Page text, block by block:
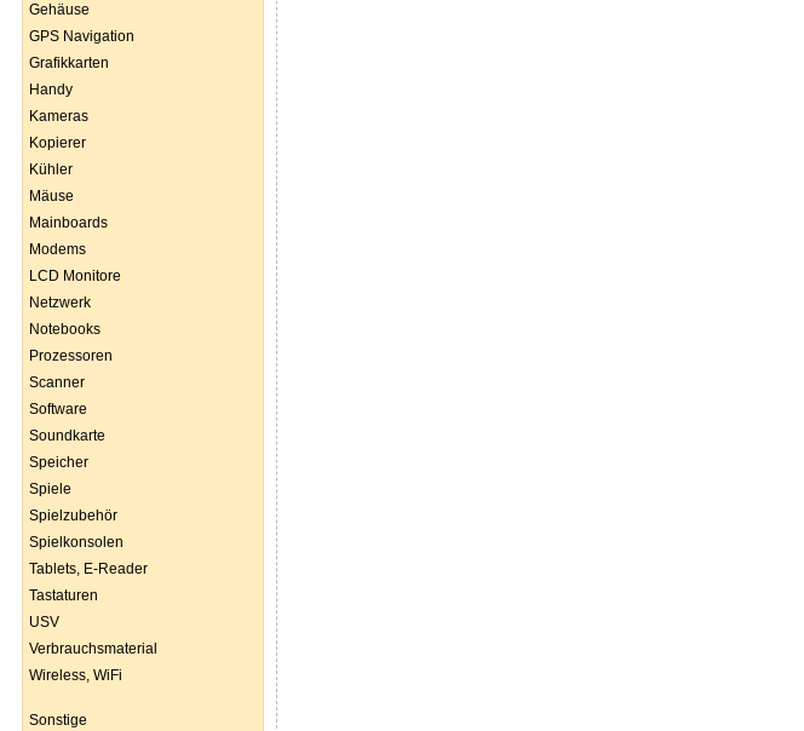
Gehäuse
GPS Navigation
Grafikkarten
Handy
Kameras
Kopierer
Kühler
Mäuse
Mainboards
Modems
LCD Monitore
Netzwerk
Notebooks
Prozessoren
Scanner
Software
Soundkarte
Speicher
Spiele
Spielzubehör
Spielkonsolen
Tablets, E-Reader
Tastaturen
USV
Verbrauchsmaterial
Wireless, WiFi
Sonstige